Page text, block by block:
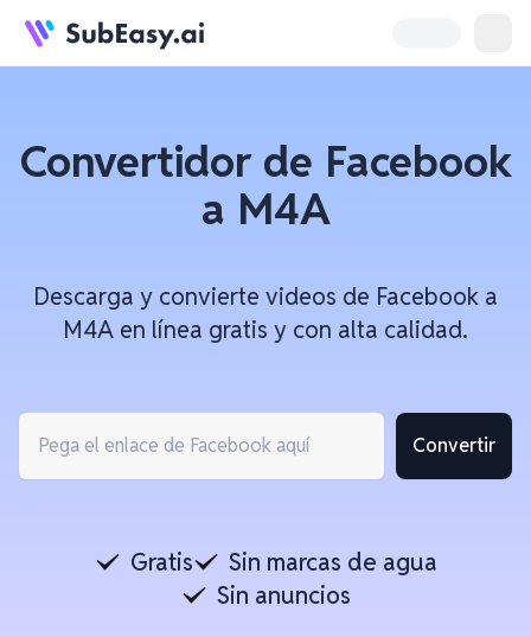
Convertidor de Facebook
a M4A
Descarga y convierte videos de Facebook a
M4A en línea gratis y con alta calidad.
Convertir
Gratis
Sin marcas de agua
Sin anuncios